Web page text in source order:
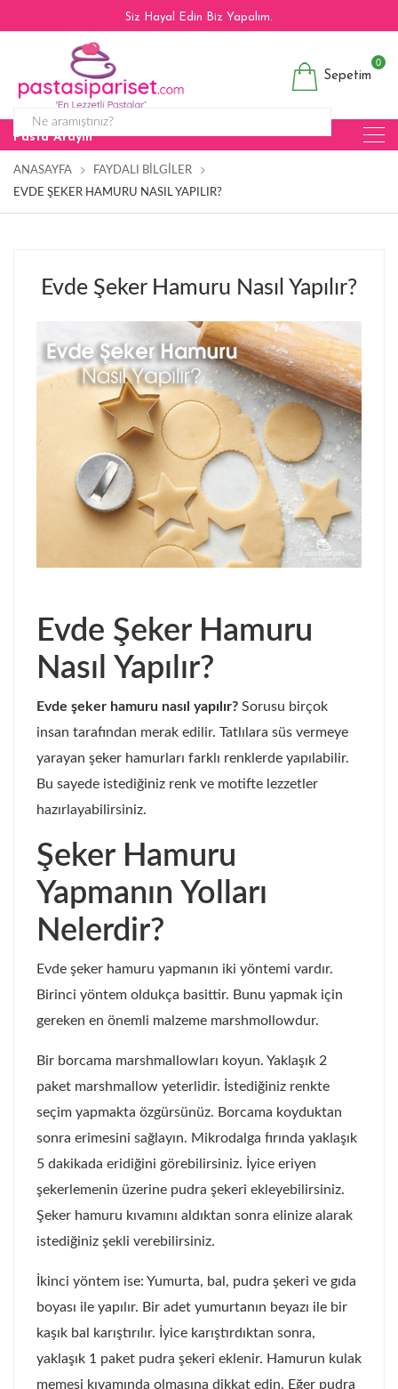
Siz Hayal Edin Biz Yapalım.
Sepetim
0
Pasta Arayın
ANASAYFA
FAYDALI BILGILER
EVDE ŞEKER HAMURU NASIL YAPILIR?
Evde Şeker Hamuru Nasıl Yapılır?
Evde Şeker Hamuru
Nasıl Yapılır?
Evde şeker hamuru nasıl yapılır? Sorusu birçok
insan tarafından merak edilir. Tatlılara süs vermeye
yarayan şeker hamurları farklı renklerde yapılabilir.
Bu sayede istediğiniz renk ve motifte lezzetler
hazırlayabilirsiniz.
Şeker Hamuru
Yapmanın Yolları
Nelerdir?
Evde şeker hamuru yapmanın iki yöntemi vardır.
Birinci yöntem oldukça basittir. Bunu yapmak için
gereken en önemli malzeme marshmollowdur.
Bir borcama marshmallowları koyun. Yaklaşık 2
paket marshmallow yeterlidir. İstediğiniz renkte
seçim yapmakta özgürsünüz. Borcama koyduktan
sonra erimesini sağlayın. Mikrodalga fırında yaklaşık
5 dakikada eridiğini görebilirsiniz. İyice eriyen
şekerlemenin üzerine pudra şekeri ekleyebilirsiniz.
Şeker hamuru kıvamını aldıktan sonra elinize alarak
istediğiniz şekli verebilirsiniz.
İkinci yöntem ise: Yumurta, bal, pudra şekeri ve gıda
boyası ile yapılır. Bir adet yumurtanın beyazı ile bir
kaşık bal karıştırılır. İyice karıştırdıktan sonra,
yaklaşık 1 paket pudra şekeri eklenir. Hamurun kulak
memesi kıvamında olmasına dikkat edin. Eğer pudra